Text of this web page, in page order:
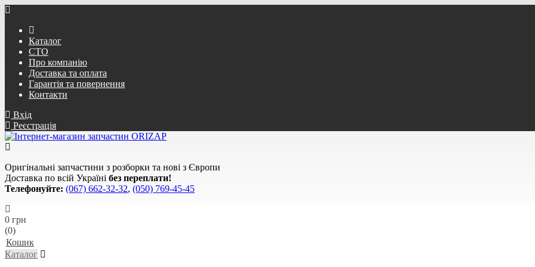
Каталог
СТО
Про компанію
Доставка та оплата
Гарантія та повернення
Контакти
Вхід
Реєстрація
Оригінальні запчастини з розборки та нові з Європи
Доставка по всій Україні без переплати!
Телефонуйте: (067) 662-32-32, (050) 769-45-45
0 грн
(0)
Кошик
Каталог